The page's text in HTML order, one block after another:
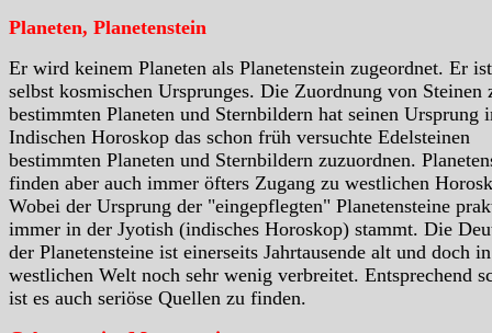
Planeten, Planetenstein
Er wird keinem Planeten als Planetenstein zugeordnet. Er
selbst kosmischen Ursprunges. Die Zuordnung von Steinen
bestimmten Planeten und Sternbildern hat seinen Ursprung
Indischen Horoskop das schon früh versuchte Edelsteinen
bestimmten Planeten und Sternbildern zuzuordnen.
finden aber auch immer öfters Zugang zu westlichen
Wobei der Ursprung der "eingepflegten" Planetensteine
immer in der Jyotish (indisches Horoskop) stammt. Die
der Planetensteine ist einerseits Jahrtausende alt und doch
westlichen Welt noch sehr wenig verbreitet. Entsprechend
ist es auch seriöse Quellen zu finden.